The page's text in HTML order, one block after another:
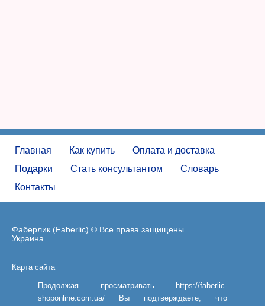
Главная Как купить
Оплата и доставка
Подарки
Стать консультантом
Словарь
Контакты
Фаберлик (Faberlic) © Все права защищены
Украина
Карта сайта
Продолжая просматривать https://faberlic-
shoponline.com.ua/ Вы подтверждаете, что